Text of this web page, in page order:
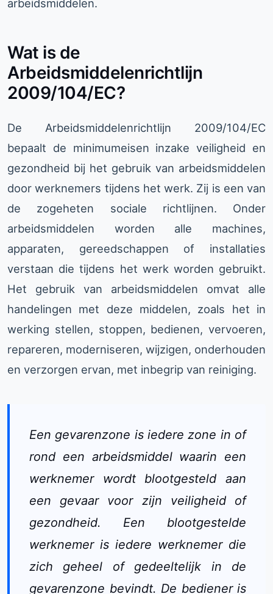
arbeidsmiddelen.
Wat is de
Arbeidsmiddelenrichtlijn
2009/104/EC?
De Arbeidsmiddelenrichtlijn 2009/104/EC
bepaalt de minimumeisen inzake veiligheid en
gezondheid bij het gebruik van arbeidsmiddelen
door werknemers tijdens het werk. Zij is een van
de zogeheten sociale richtlijnen. Onder
arbeidsmiddelen worden alle machines,
apparaten, gereedschappen of installaties
verstaan die tijdens het werk worden gebruikt.
Het gebruik van arbeidsmiddelen omvat alle
handelingen met deze middelen, zoals het in
werking stellen, stoppen, bedienen, vervoeren,
repareren, moderniseren, wijzigen, onderhouden
en verzorgen ervan, met inbegrip van reiniging.
Een gevarenzone is iedere zone in of
rond een arbeidsmiddel waarin een
werknemer wordt blootgesteld aan
een gevaar voor zijn veiligheid of
gezondheid. Een blootgestelde
werknemer is iedere werknemer die
zich geheel of gedeeltelijk in de
gevarenzone bevindt. De bediener is